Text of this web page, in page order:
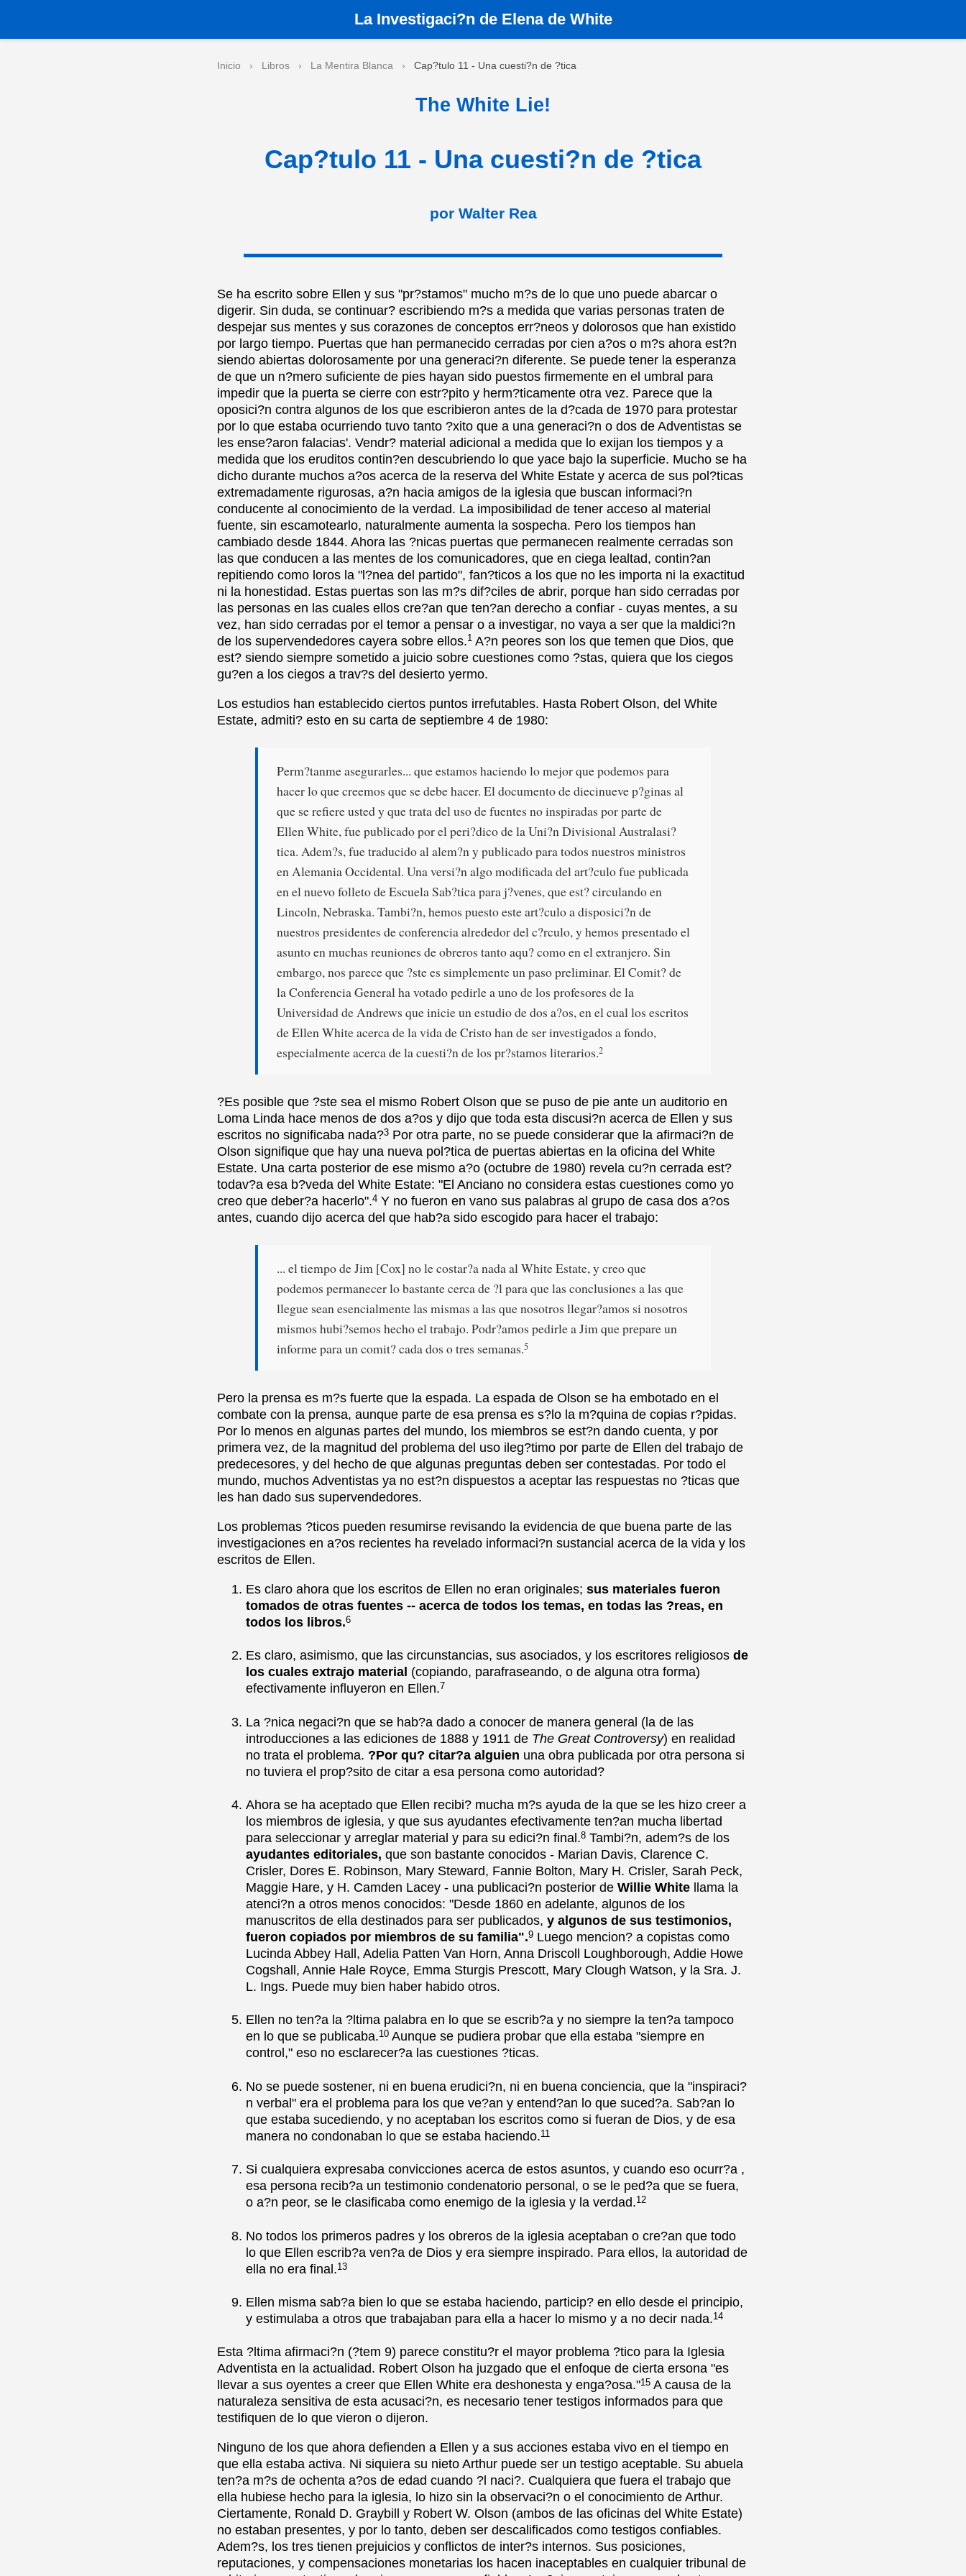
Inicio › Libros › La Mentira Blanca › Cap?tulo 11 - Una cuesti?n de ?tica
La Investigaci?n de Elena de White
The White Lie!
Cap?tulo 11 - Una cuesti?n de ?tica
por Walter Rea
Se ha escrito sobre Ellen y sus "pr?stamos" mucho m?s de lo que uno puede abarcar o
digerir. Sin duda, se continuar? escribiendo m?s a medida que varias personas traten de
despejar sus mentes y sus corazones de conceptos err?neos y dolorosos que han existido
por largo tiempo. Puertas que han permanecido cerradas por cien a?os o m?s ahora est?n
siendo abiertas dolorosamente por una generaci?n diferente. Se puede tener la esperanza
de que un n?mero suficiente de pies hayan sido puestos firmemente en el umbral para
impedir que la puerta se cierre con estr?pito y herm?ticamente otra vez. Parece que la
oposici?n contra algunos de los que escribieron antes de la d?cada de 1970 para protestar
por lo que estaba ocurriendo tuvo tanto ?xito que a una generaci?n o dos de Adventistas se
les ense?aron falacias'. Vendr? material adicional a medida que lo exijan los tiempos y a
medida que los eruditos contin?en descubriendo lo que yace bajo la superficie. Mucho se ha
dicho durante muchos a?os acerca de la reserva del White Estate y acerca de sus pol?ticas
extremadamente rigurosas, a?n hacia amigos de la iglesia que buscan informaci?n
conducente al conocimiento de la verdad. La imposibilidad de tener acceso al material
fuente, sin escamotearlo, naturalmente aumenta la sospecha. Pero los tiempos han
cambiado desde 1844. Ahora las ?nicas puertas que permanecen realmente cerradas son
las que conducen a las mentes de los comunicadores, que en ciega lealtad, contin?an
repitiendo como loros la "l?nea del partido", fan?ticos a los que no les importa ni la exactitud
ni la honestidad. Estas puertas son las m?s dif?ciles de abrir, porque han sido cerradas por
las personas en las cuales ellos cre?an que ten?an derecho a confiar - cuyas mentes, a su
vez, han sido cerradas por el temor a pensar o a investigar, no vaya a ser que la maldici?n
de los supervendedores cayera sobre ellos.1 A?n peores son los que temen que Dios, que
est? siendo siempre sometido a juicio sobre cuestiones como ?stas, quiera que los ciegos
gu?en a los ciegos a trav?s del desierto yermo.
Los estudios han establecido ciertos puntos irrefutables. Hasta Robert Olson, del White
Estate, admiti? esto en su carta de septiembre 4 de 1980:
Perm?tanme asegurarles... que estamos haciendo lo mejor que podemos para
hacer lo que creemos que se debe hacer. El documento de diecinueve p?ginas al
que se refiere usted y que trata del uso de fuentes no inspiradas por parte de
Ellen White, fue publicado por el peri?dico de la Uni?n Divisional Australasi?
tica. Adem?s, fue traducido al alem?n y publicado para todos nuestros ministros
en Alemania Occidental. Una versi?n algo modificada del art?culo fue publicada
en el nuevo folleto de Escuela Sab?tica para j?venes, que est? circulando en
Lincoln, Nebraska. Tambi?n, hemos puesto este art?culo a disposici?n de
nuestros presidentes de conferencia alrededor del c?rculo, y hemos presentado el
asunto en muchas reuniones de obreros tanto aqu? como en el extranjero. Sin
embargo, nos parece que ?ste es simplemente un paso preliminar. El Comit? de
la Conferencia General ha votado pedirle a uno de los profesores de la
Universidad de Andrews que inicie un estudio de dos a?os, en el cual los escritos
de Ellen White acerca de la vida de Cristo han de ser investigados a fondo,
especialmente acerca de la cuesti?n de los pr?stamos literarios.2
?Es posible que ?ste sea el mismo Robert Olson que se puso de pie ante un auditorio en
Loma Linda hace menos de dos a?os y dijo que toda esta discusi?n acerca de Ellen y sus
escritos no significaba nada?3 Por otra parte, no se puede considerar que la afirmaci?n de
Olson signifique que hay una nueva pol?tica de puertas abiertas en la oficina del White
Estate. Una carta posterior de ese mismo a?o (octubre de 1980) revela cu?n cerrada est?
todav?a esa b?veda del White Estate: "El Anciano no considera estas cuestiones como yo
creo que deber?a hacerlo".4 Y no fueron en vano sus palabras al grupo de casa dos a?os
antes, cuando dijo acerca del que hab?a sido escogido para hacer el trabajo:
... el tiempo de Jim [Cox] no le costar?a nada al White Estate, y creo que
podemos permanecer lo bastante cerca de ?l para que las conclusiones a las que
llegue sean esencialmente las mismas a las que nosotros llegar?amos si nosotros
mismos hubi?semos hecho el trabajo. Podr?amos pedirle a Jim que prepare un
informe para un comit? cada dos o tres semanas.5
Pero la prensa es m?s fuerte que la espada. La espada de Olson se ha embotado en el
combate con la prensa, aunque parte de esa prensa es s?lo la m?quina de copias r?pidas.
Por lo menos en algunas partes del mundo, los miembros se est?n dando cuenta, y por
primera vez, de la magnitud del problema del uso ileg?timo por parte de Ellen del trabajo de
predecesores, y del hecho de que algunas preguntas deben ser contestadas. Por todo el
mundo, muchos Adventistas ya no est?n dispuestos a aceptar las respuestas no ?ticas que
les han dado sus supervendedores.
Los problemas ?ticos pueden resumirse revisando la evidencia de que buena parte de las
investigaciones en a?os recientes ha revelado informaci?n sustancial acerca de la vida y los
escritos de Ellen.
Es claro ahora que los escritos de Ellen no eran originales; sus materiales fueron
tomados de otras fuentes -- acerca de todos los temas, en todas las ?reas, en
todos los libros.6
Es claro, asimismo, que las circunstancias, sus asociados, y los escritores religiosos de
los cuales extrajo material (copiando, parafraseando, o de alguna otra forma)
efectivamente influyeron en Ellen. 7
La ?nica negaci?n que se hab?a dado a conocer de manera general (la de las
introducciones a las ediciones de 1888 y 1911 de The Great Controversy) en realidad
no trata el problema. ?Por qu? citar?a alguien una obra publicada por otra persona si
no tuviera el prop?sito de citar a esa persona como autoridad?
Ahora se ha aceptado que Ellen recibi? mucha m?s ayuda de la que se les hizo creer a
los miembros de iglesia, y que sus ayudantes efectivamente ten?an mucha libertad
para seleccionar y arreglar material y para su edici?n final.8 Tambi?n, adem?s de los
ayudantes editoriales, que son bastante conocidos - Marian Davis, Clarence C.
Crisler, Dores E. Robinson, Mary Steward, Fannie Bolton, Mary H. Crisler, Sarah Peck,
Maggie Hare, y H. Camden Lacey - una publicaci?n posterior de Willie White llama la
atenci?n a otros menos conocidos: "Desde 1860 en adelante, algunos de los
manuscritos de ella destinados para ser publicados, y algunos de sus testimonios,
fueron copiados por miembros de su familia".9 Luego mencion? a copistas como
Lucinda Abbey Hall, Adelia Patten Van Horn, Anna Driscoll Loughborough, Addie Howe
Cogshall, Annie Hale Royce, Emma Sturgis Prescott, Mary Clough Watson, y la Sra. J.
L. Ings. Puede muy bien haber habido otros.
Ellen no ten?a la ?ltima palabra en lo que se escrib?a y no siempre la ten?a tampoco
en lo que se publicaba.10 Aunque se pudiera probar que ella estaba "siempre en
control," eso no esclarecer?a las cuestiones ?ticas.
No se puede sostener, ni en buena erudici?n, ni en buena conciencia, que la "inspiraci?
n verbal" era el problema para los que ve?an y entend?an lo que suced?a. Sab?an lo
que estaba sucediendo, y no aceptaban los escritos como si fueran de Dios, y de esa
manera no condonaban lo que se estaba haciendo.11
Si cualquiera expresaba convicciones acerca de estos asuntos, y cuando eso ocurr?a ,
esa persona recib?a un testimonio condenatorio personal, o se le ped?a que se fuera,
o a?n peor, se le clasificaba como enemigo de la iglesia y la verdad.12
No todos los primeros padres y los obreros de la iglesia aceptaban o cre?an que todo
lo que Ellen escrib?a ven?a de Dios y era siempre inspirado. Para ellos, la autoridad de
ella no era final.13
Ellen misma sab?a bien lo que se estaba haciendo, particip? en ello desde el principio,
y estimulaba a otros que trabajaban para ella a hacer lo mismo y a no decir nada.14
Esta ?ltima afirmaci?n (?tem 9) parece constitu?r el mayor problema ?tico para la Iglesia
Adventista en la actualidad. Robert Olson ha juzgado que el enfoque de cierta ersona "es
llevar a sus oyentes a creer que Ellen White era deshonesta y enga?osa."15 A causa de la
naturaleza sensitiva de esta acusaci?n, es necesario tener testigos informados para que
testifiquen de lo que vieron o dijeron.
Ninguno de los que ahora defienden a Ellen y a sus acciones estaba vivo en el tiempo en
que ella estaba activa. Ni siquiera su nieto Arthur puede ser un testigo aceptable. Su abuela
ten?a m?s de ochenta a?os de edad cuando ?l naci?. Cualquiera que fuera el trabajo que
ella hubiese hecho para la iglesia, lo hizo sin la observaci?n o el conocimiento de Arthur.
Ciertamente, Ronald D. Graybill y Robert W. Olson (ambos de las oficinas del White Estate)
no estaban presentes, y por lo tanto, deben ser descalificados como testigos confiables.
Adem?s, los tres tienen prejuicios y conflictos de inter?s internos. Sus posiciones,
reputaciones, y compensaciones monetarias los hacen inaceptables en cualquier tribunal de